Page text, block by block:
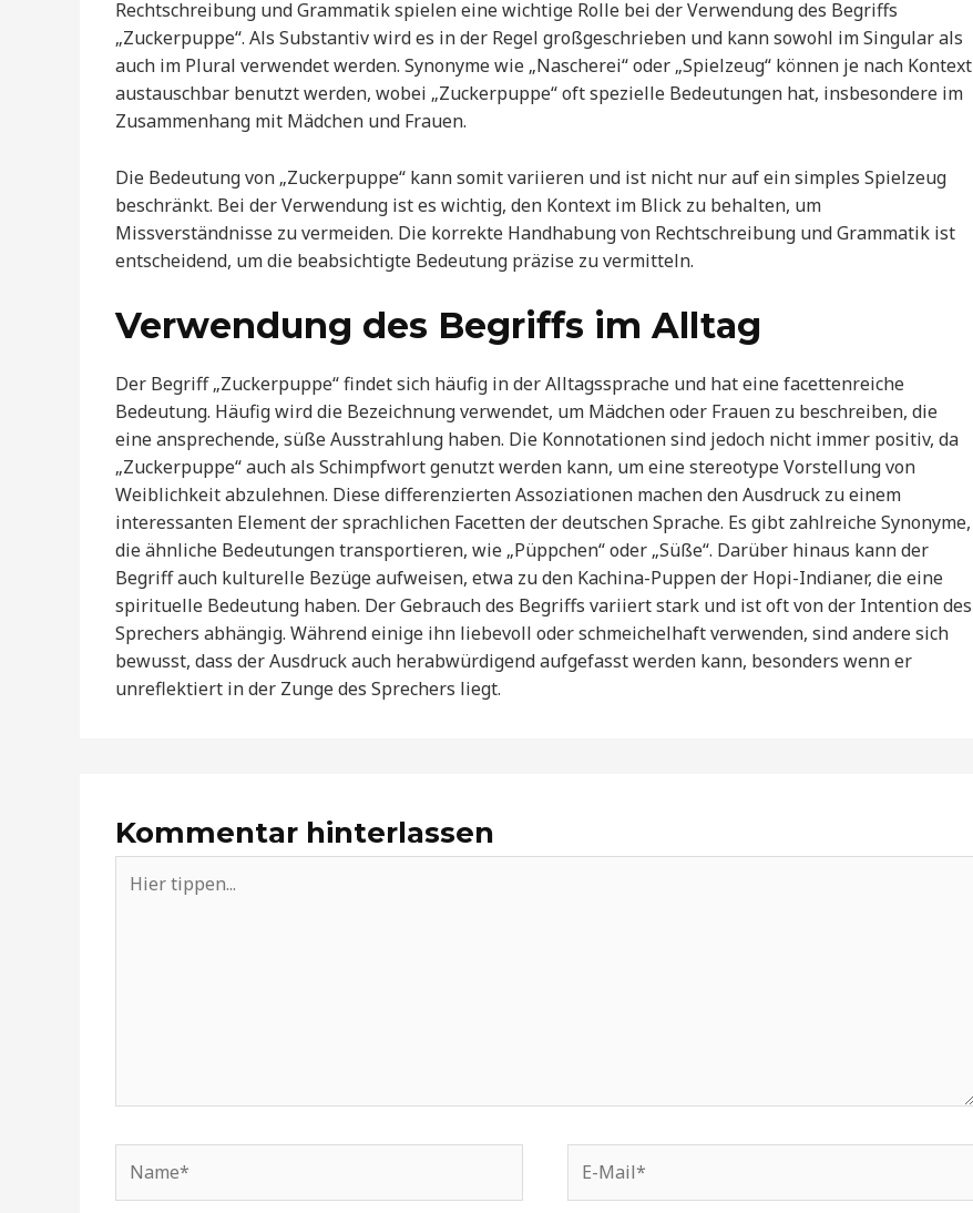
Rechtschreibung und Grammatik spielen eine wichtige Rolle bei der Verwendung des Begriffs
„Zuckerpuppe“. Als Substantiv wird es in der Regel großgeschrieben und kann sowohl im Singular als
auch im Plural verwendet werden. Synonyme wie „Nascherei“ oder „Spielzeug“ können je nach Kontext
austauschbar benutzt werden, wobei „Zuckerpuppe“ oft spezielle Bedeutungen hat, insbesondere im
Zusammenhang mit Mädchen und Frauen.
Die Bedeutung von „Zuckerpuppe“ kann somit variieren und ist nicht nur auf ein simples Spielzeug
beschränkt. Bei der Verwendung ist es wichtig, den Kontext im Blick zu behalten, um
Missverständnisse zu vermeiden. Die korrekte Handhabung von Rechtschreibung und Grammatik ist
entscheidend, um die beabsichtigte Bedeutung präzise zu vermitteln.
Verwendung des Begriffs im Alltag
Der Begriff „Zuckerpuppe“ findet sich häufig in der Alltagssprache und hat eine facettenreiche
Bedeutung. Häufig wird die Bezeichnung verwendet, um Mädchen oder Frauen zu beschreiben, die
eine ansprechende, süße Ausstrahlung haben. Die Konnotationen sind jedoch nicht immer positiv, da
„Zuckerpuppe“ auch als Schimpfwort genutzt werden kann, um eine stereotype Vorstellung von
Weiblichkeit abzulehnen. Diese differenzierten Assoziationen machen den Ausdruck zu einem
interessanten Element der sprachlichen Facetten der deutschen Sprache. Es gibt zahlreiche Synonyme,
die ähnliche Bedeutungen transportieren, wie „Püppchen“ oder „Süße“. Darüber hinaus kann der
Begriff auch kulturelle Bezüge aufweisen, etwa zu den Kachina-Puppen der Hopi-Indianer, die eine
spirituelle Bedeutung haben. Der Gebrauch des Begriffs variiert stark und ist oft von der Intention des
Sprechers abhängig. Während einige ihn liebevoll oder schmeichelhaft verwenden, sind andere sich
bewusst, dass der Ausdruck auch herabwürdigend aufgefasst werden kann, besonders wenn er
unreflektiert in der Zunge des Sprechers liegt.
Kommentar hinterlassen
tippen...
Mail*